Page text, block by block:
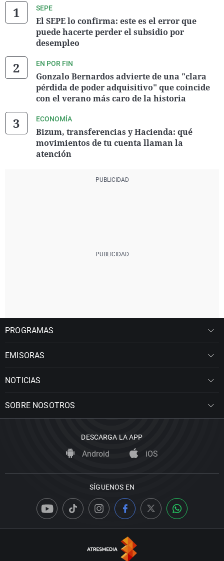
SEPE
El SEPE lo confirma: este es el error que
puede hacerte perder el subsidio por
desempleo
EN POR FIN
Gonzalo Bernardos advierte de una "clara
pérdida de poder adquisitivo" que coincide
con el verano más caro de la historia
ECONOMÍA
Bizum, transferencias y Hacienda: qué
movimientos de tu cuenta llaman la
atención
PROGRAMAS
EMISORAS
NOTICIAS
SOBRE NOSOTROS
DESCARGA LA APP
Android iOS
SÍGUENOS EN